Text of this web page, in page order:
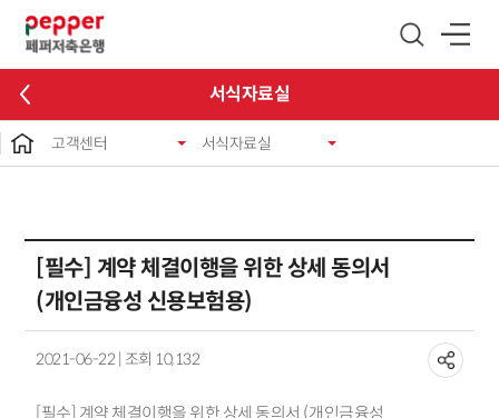
서식자료실
고객센터 서식자료실
[필수] 계약 체결이행을 위한 상세 동의서
(개인금융성 신용보험용)
2021-06-22 | 조회 10,132
[필수] 계약 체결이행을 위한 상세 동의서 (개인금융성